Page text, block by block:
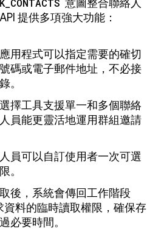
意圖整合聯絡人
提供多項強大功能：
應用程式可以指定需要的確切
碼或電子郵件地址，不必接
。
選擇工具支援單一和多個聯絡
員能更靈活地運用群組邀請
員可以自訂使用者一次可選
。
後，系統會傳回工作階段
資料的臨時讀取權限，確保存
必要時間。